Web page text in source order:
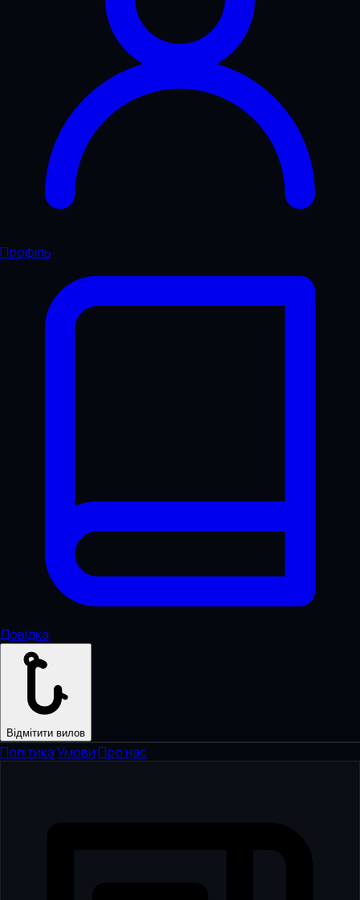
Профіль
Довідка
Відмітити вилов
ПолітикаУмовиПро нас